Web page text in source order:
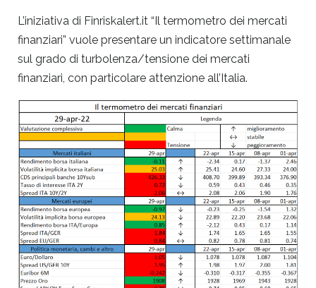
L’iniziativa di Finriskalert.it “Il termometro dei mercati
finanziari” vuole presentare un indicatore settimanale
sul grado di turbolenza/tensione dei mercati
finanziari, con particolare attenzione all’Italia.